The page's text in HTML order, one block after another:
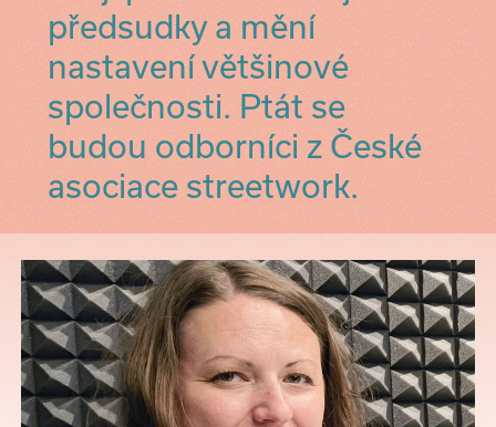
předsudky a mění
nastavení většinové
společnosti. Ptát se
budou odborníci z České
asociace streetwork.